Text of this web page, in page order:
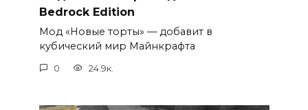
Bedrock Edition
Мод «Новые торты» — добавит в
кубический мир Майнкрафта
0 24.9к.